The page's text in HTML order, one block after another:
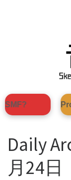
SMF?
Daily
月24日